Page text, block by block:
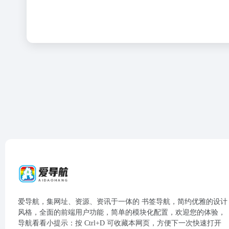
爱导航，集网址、资源、资讯于一体的 书签导航，简约优雅的设计
风格，全面的前端用户功能，简单的模块化配置，欢迎您的体验，
导航看看小提示：按 Ctrl+D 可收藏本网页，方便下一次快速打开